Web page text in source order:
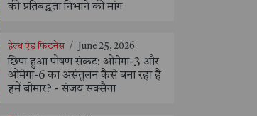
की प्रतिबद्धता निभाने की मांग
हेल्थ एंड फिटनेस / June 25, 2026
छिपा हुआ पोषण संकट: ओमेगा-3 और
ओमेगा-6 का असंतुलन कैसे बना रहा है
हमें बीमार? - संजय सक्सैना